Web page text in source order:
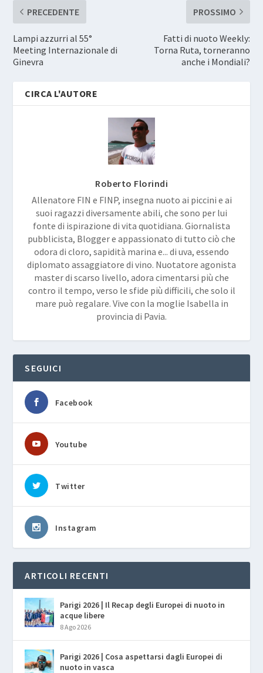
PRECEDENTE
Lampi azzurri al 55°
Meeting Internazionale di
Ginevra
PROSSIMO
Fatti di nuoto Weekly:
Torna Ruta, torneranno
anche i Mondiali?
CIRCA L'AUTORE
Roberto Florindi
Allenatore FIN e FINP, insegna nuoto ai piccini e ai
suoi ragazzi diversamente abili, che sono per lui
fonte di ispirazione di vita quotidiana. Giornalista
pubblicista, Blogger e appassionato di tutto ciò che
odora di cloro, sapidità marina e... di uva, essendo
diplomato assaggiatore di vino. Nuotatore agonista
master di scarso livello, adora cimentarsi più che
contro il tempo, verso le sfide più difficili, che solo il
mare può regalare. Vive con la moglie Isabella in
provincia di Pavia.
SEGUICI
Facebook
Youtube
Twitter
Instagram
ARTICOLI RECENTI
Parigi 2026 | Il Recap degli Europei di nuoto in
acque libere
8 Ago 2026
Parigi 2026 | Cosa aspettarsi dagli Europei di
nuoto in vasca